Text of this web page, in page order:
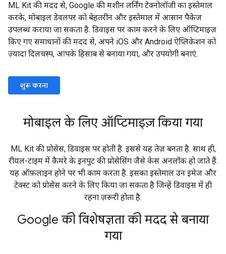
ML Kit की मदद से, Google की मशीन लर्निंग टेक्नोलॉजी का इस्तेमाल
करके, मोबाइल डेवलपर को बेहतरीन और इस्तेमाल में आसान पैकेज
उपलब्ध कराया जा सकता है. डिवाइस पर काम करने के लिए ऑप्टिमाइज़
किए गए समाधानों की मदद से, अपने iOS और Android ऐप्लिकेशन को
ज़्यादा दिलचस्प, आपके हिसाब से बनाया गया, और उपयोगी बनाएं.
शुरू करना
मोबाइल के लिए ऑप्टिमाइज़ किया गया
ML Kit की प्रोसेस, डिवाइस पर होती है. इससे यह तेज़ बनता है. साथ ही,
रीयल-टाइम में कैमरे के इनपुट की प्रोसेसिंग जैसे केस अनलॉक हो जाते हैं.
यह ऑफ़लाइन होने पर भी काम करता है. इसका इस्तेमाल उन इमेज और
टेक्स्ट को प्रोसेस करने के लिए किया जा सकता है जिन्हें डिवाइस में ही
रहना ज़रूरी होता है.
Google की विशेषज्ञता की मदद से बनाया
गया